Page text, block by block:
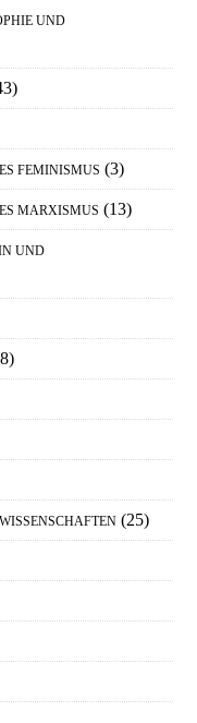
UND
FEMINISMUS (3)
MARXISMUS (13)
UND
(25)